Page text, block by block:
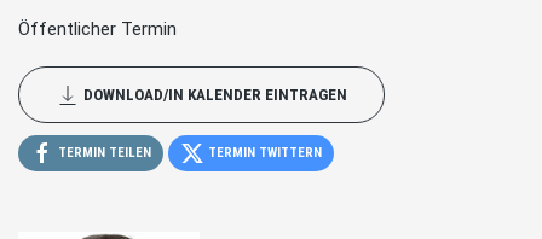
Öffentlicher Termin
DOWNLOAD/IN KALENDER EINTRAGEN
TERMIN TEILEN TERMIN TWITTERN